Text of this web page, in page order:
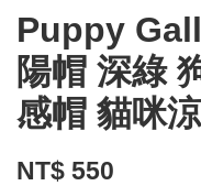
Puppy
陽帽 深綠
感帽 貓咪
NT$ 550